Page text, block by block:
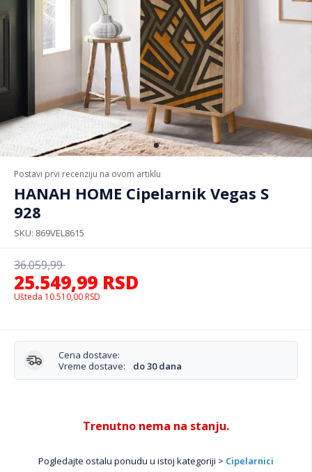
Postavi prvi recenziju na ovom artiklu
HANAH HOME Cipelarnik Vegas S
928
SKU 869VEL8615
25.549,99 RSD
36.059,99
Ušteda 10.510,00 RSD
Cena dostave:
Vreme dostave:
do 30 dana
Trenutno nema na stanju.
Pogledajte ostalu ponudu u istoj kategoriji > Cipelarnici